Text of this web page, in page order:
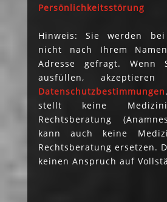
Persönlichkeitsstörung
Hinweis: Sie werden
nicht nach Ihrem
Adresse gefragt. Wenn
ausfüllen,
Datenschutzbestimmungen
stellt keine
Rechtsberatung
kann auch keine
Rechtsberatung ersetzen.
keinen Anspruch auf